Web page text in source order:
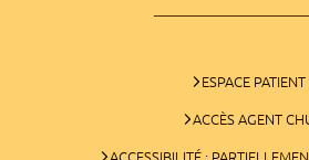
ESPACE PATIENT
ACCÈS AGENT
ACCESSIBILITÉ :